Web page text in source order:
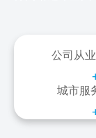
公司从
城市服